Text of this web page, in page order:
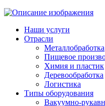
Наши услуги
Отрасли
Металлобработка
Пищевое
Химия и пластик
Деревообработка
Логистика
Типы оборудования
Вакуумно-